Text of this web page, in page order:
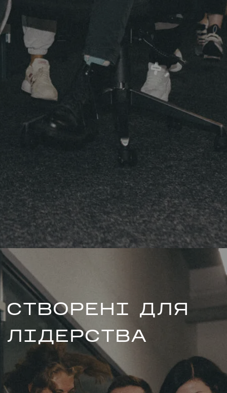
СТВОРЕНІ ДЛЯ
ЛІДЕРСТВА
КЛІЄНТИ
КОНТАКТИ